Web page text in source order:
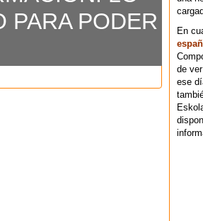
PARA PODER
En
de
ese